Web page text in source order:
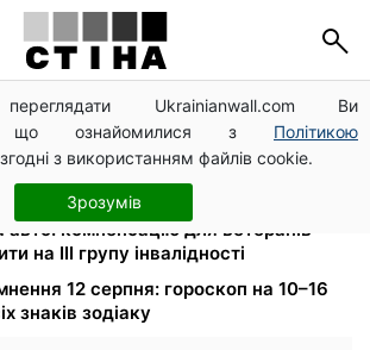
Ukrainianwall.com Ви
що ознайомилися з Політикою
згодні з використанням файлів cookie.
Зрозумів
грн — пенсія 11 500 грн: ПФУ
розрахунку виплат у 2026 році
грн, дизель до 97,90: ціни на
8 серпня не змінилися
авто: компенсацію для ветеранів
на III групу інвалідності
12 серпня: гороскоп на 10–16
знаків зодіаку